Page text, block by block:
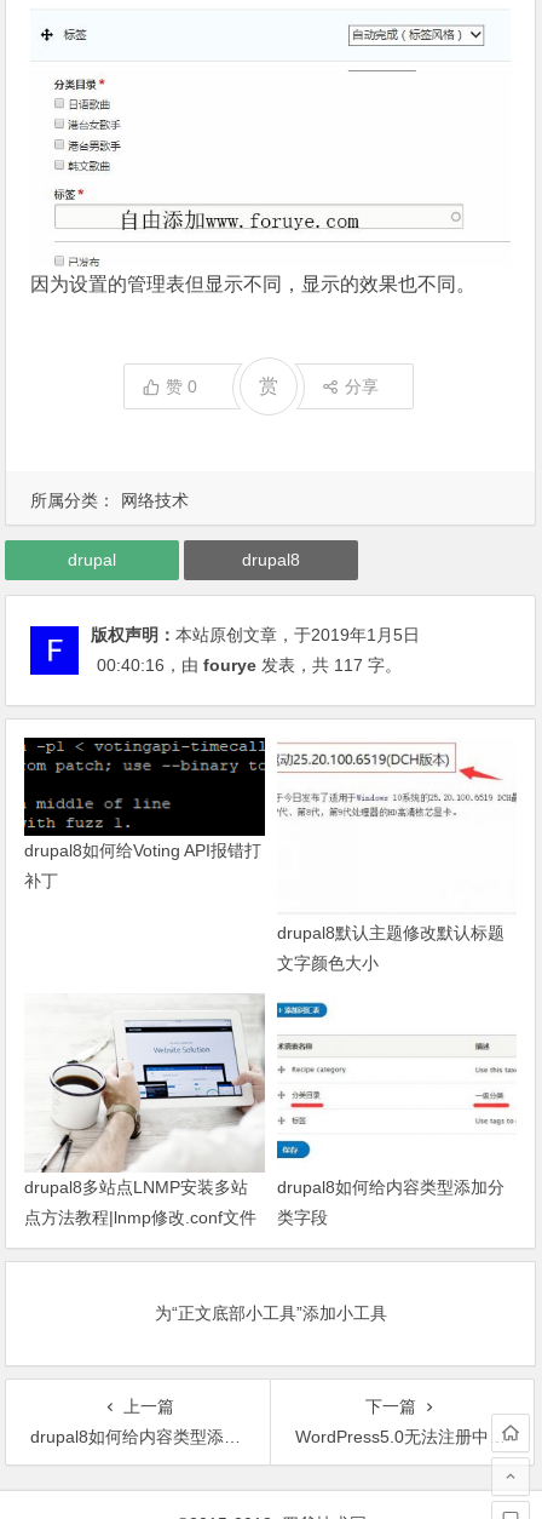
所属分类： 网络技术
因为设置的管理表但显示不同，显示的效果也不同。
赞0 赏 分享
drupal drupal8
版权声明：本站原创文章，于2019年1月5日
00:40:16 ，由fourye 发表，共 117 字。
drupal8如何给Voting API报错打
补丁
drupal8默认主题修改默认标题
文字颜色大小
drupal8多站点LNMP安装多站
点方法教程|lnmp修改.conf文件
安装drupal8
drupal8如何给内容类型添加分
类字段
为“正文底部小工具”添加小工具
上一篇
drupal8如何给内容类型添加分类字段
下一篇
WordPress5.0无法注册中文用户名字解决方法
文